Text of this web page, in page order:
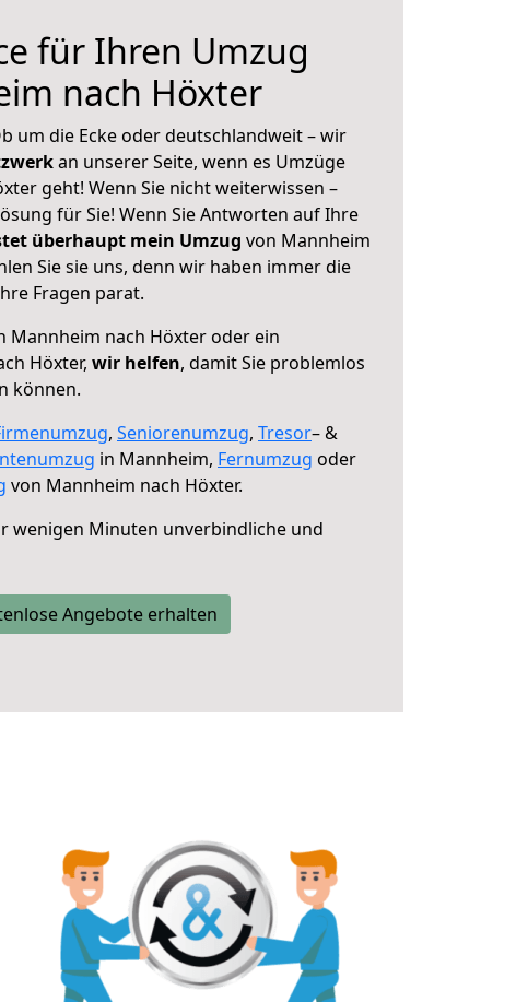
für Ihren Umzug
nach Höxter
um die Ecke oder deutschlandweit – wir
an unserer Seite, wenn es Umzüge
geht! Wenn Sie nicht weiterwissen –
für Sie! Wenn Sie Antworten auf Ihre
überhaupt mein Umzug von Mannheim
Sie sie uns, denn wir haben immer die
Fragen parat.
Mannheim nach Höxter oder ein
Höxter, wir helfen, damit Sie problemlos
können.
, Seniorenumzug, Tresor– &
in Mannheim, Fernumzug oder
von Mannheim nach Höxter.
wenigen Minuten unverbindliche und
Angebote erhalten